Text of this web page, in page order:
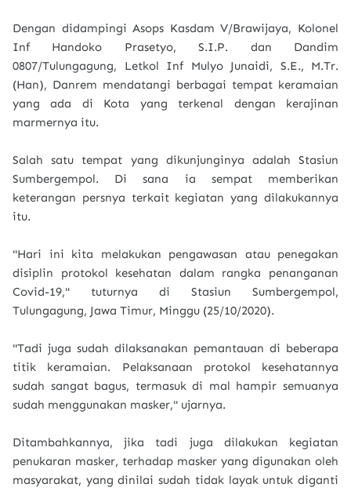
Dengan didampingi Asops Kasdam V/Brawijaya, Kolonel
Inf Handoko Prasetyo, S.I.P. dan Dandim
0807/Tulungagung, Letkol Inf Mulyo Junaidi, S.E., M.Tr.
(Han), Danrem mendatangi berbagai tempat keramaian
yang ada di Kota yang terkenal dengan kerajinan
marmernya itu.
Salah satu tempat yang dikunjunginya adalah Stasiun
Sumbergempol. Di sana ia sempat memberikan
keterangan persnya terkait kegiatan yang dilakukannya
itu.
"Hari ini kita melakukan pengawasan atau penegakan
disiplin protokol kesehatan dalam rangka penanganan
Covid-19," tuturnya di Stasiun Sumbergempol,
Tulungagung, Jawa Timur, Minggu (25/10/2020).
"Tadi juga sudah dilaksanakan pemantauan di beberapa
titik keramaian. Pelaksanaan protokol kesehatannya
sudah sangat bagus, termasuk di mal hampir semuanya
sudah menggunakan masker," ujarnya.
Ditambahkannya, jika tadi juga dilakukan kegiatan
penukaran masker, terhadap masker yang digunakan oleh
masyarakat, yang dinilai sudah tidak layak untuk diganti